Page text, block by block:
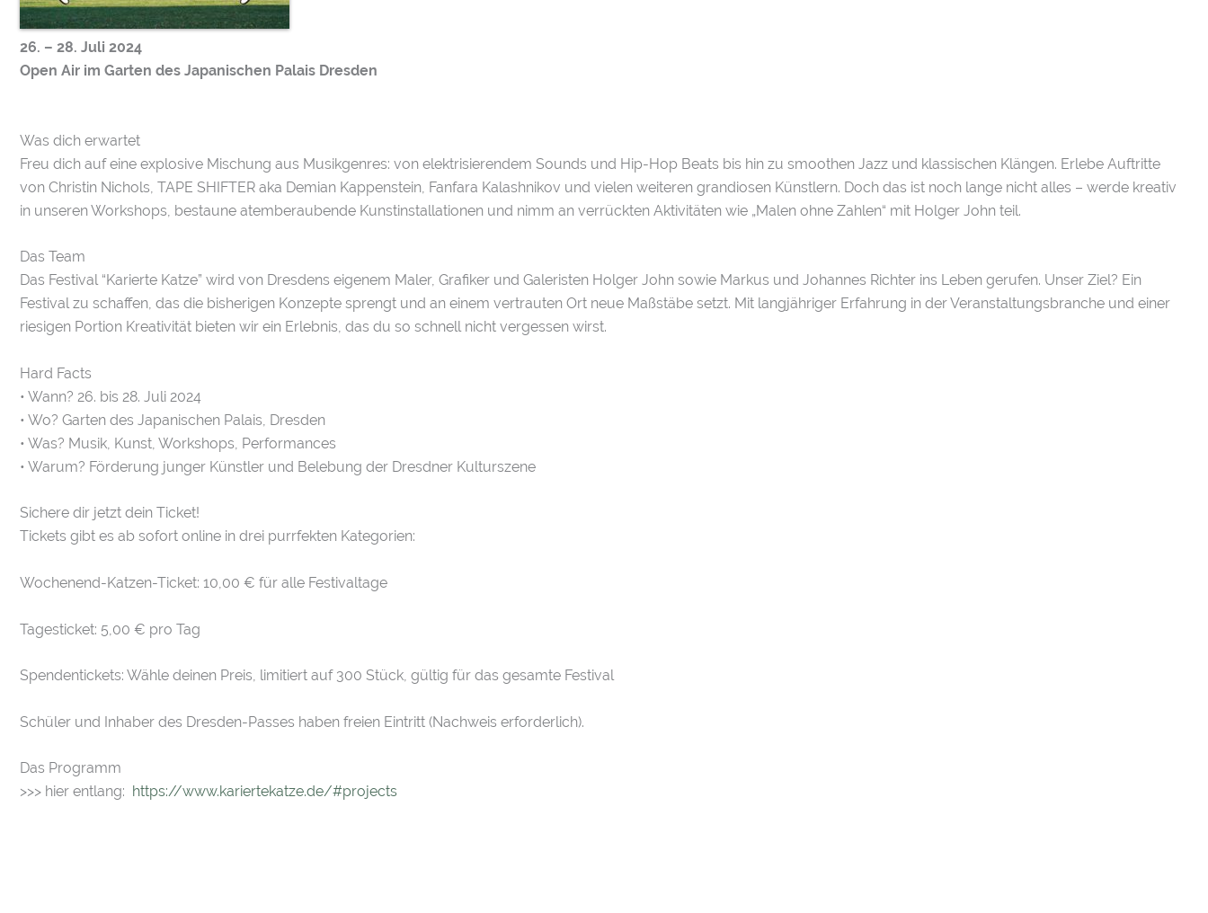
26. – 28. Juli 2024
Open Air im Garten des Japanischen Palais Dresden
Was dich erwartet
Freu dich auf eine explosive Mischung aus Musikgenres: von elektrisierendem Sounds und Hip-Hop Beats bis hin zu smoothen Jazz und klassischen Klängen. Erlebe Auftritte
von Christin Nichols, TAPE SHIFTER aka Demian Kappenstein, Fanfara Kalashnikov und vielen weiteren grandiosen Künstlern. Doch das ist noch lange nicht alles – werde kreativ
in unseren Workshops, bestaune atemberaubende Kunstinstallationen und nimm an verrückten Aktivitäten wie „Malen ohne Zahlen“ mit Holger John teil.
Das Team
Das Festival “Karierte Katze” wird von Dresdens eigenem Maler, Grafiker und Galeristen Holger John sowie Markus und Johannes Richter ins Leben gerufen. Unser Ziel? Ein
Festival zu schaffen, das die bisherigen Konzepte sprengt und an einem vertrauten Ort neue Maßstäbe setzt. Mit langjähriger Erfahrung in der Veranstaltungsbranche und einer
riesigen Portion Kreativität bieten wir ein Erlebnis, das du so schnell nicht vergessen wirst.
Hard Facts
• Wann? 26. bis 28. Juli 2024
• Wo? Garten des Japanischen Palais, Dresden
• Was? Musik, Kunst, Workshops, Performances
• Warum? Förderung junger Künstler und Belebung der Dresdner Kulturszene
Sichere dir jetzt dein Ticket!
Tickets gibt es ab sofort online in drei purrfekten Kategorien:
Wochenend-Katzen-Ticket: 10,00 € für alle Festivaltage
Tagesticket: 5,00 € pro Tag
Spendentickets: Wähle deinen Preis, limitiert auf 300 Stück, gültig für das gesamte Festival
Schüler und Inhaber des Dresden-Passes haben freien Eintritt (Nachweis erforderlich).
Das Programm
>>> hier entlang: https://www.kariertekatze.de/#projects